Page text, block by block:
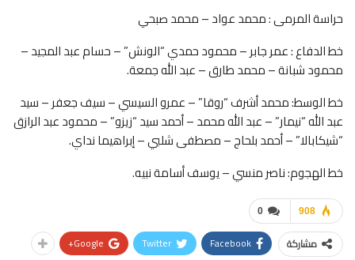
حراسة المرمى : محمد عواد – محمد صبحي
خط الدفاع : عمر جابر – محمود حمدي “الونش” – حسام عبد المجيد –
محمود شبانة – محمد طارق – عبد الله جمعة.
خط الوسط: محمد أشرف “روقا” – عمرو السيسي – سيف جعفر – سيد
عبد الله “نيمار” – عبد الله محمد – أحمد سيد “زيزو” – محمود عبد الرازق
“شيكابالا” – أحمد بلحاج – مصطفى شلبي – إبراهيما نداي.
خط الهجوم: ناصر منسي – يوسف أسامة نبيه.
0 908
مشاركة Facebook
Twitter
Google+